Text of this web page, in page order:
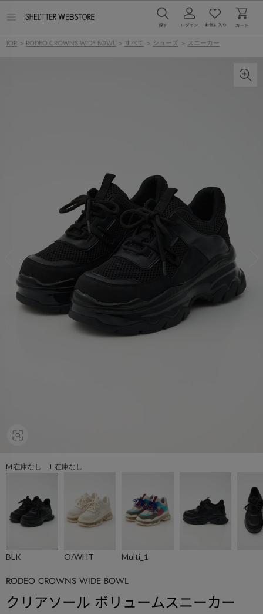
ー
TOP > RODEO CROWNS WIDE BOWL > すべて > シューズ > スニーカー
M 在庫なし L 在庫なし
BLK O/WHT Multi_1
RODEO CROWNS WIDE BOWL
クリアソール ボリュームスニーカー